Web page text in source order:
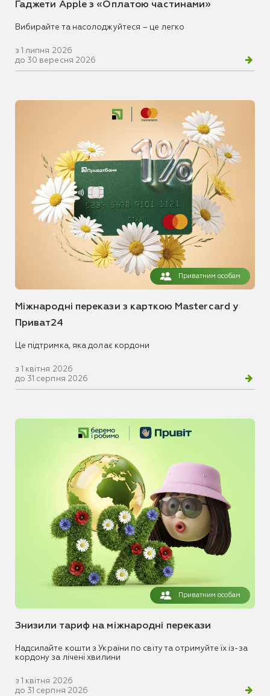
Гаджети Apple з «Оплатою частинами»
Вибирайте та насолоджуйтеся – це легко
з 1 липня 2026
до 30 вересня 2026
Приватним особам
Міжнародні перекази з карткою Mastercard у
Приват24
Це підтримка, яка долає кордони
з 1 квітня 2026
до 31 серпня 2026
Приватним особам
Знизили тариф на міжнародні перекази
Надсилайте кошти з України по світу та отримуйте їх із-за
кордону за лічені хвилини
з 1 квітня 2026
до 31 серпня 2026